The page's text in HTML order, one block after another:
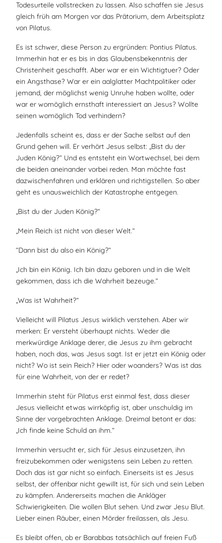
Todesurteile vollstrecken zu lassen. Also schaffen sie Jesus
gleich früh am Morgen vor das Prätorium, dem Arbeitsplatz
von Pilatus.
Es ist schwer, diese Person zu ergründen: Pontius Pilatus.
Immerhin hat er es bis in das Glaubensbekenntnis der
Christenheit geschafft. Aber war er ein Wichtigtuer? Oder
ein Angsthase? War er ein aalglatter Machtpolitiker oder
jemand, der möglichst wenig Unruhe haben wollte, oder
war er womöglich ernsthaft interessiert an Jesus? Wollte
seinen womöglich Tod verhindern?
Jedenfalls scheint es, dass er der Sache selbst auf den
Grund gehen will. Er verhört Jesus selbst: „Bist du der
Juden König?“ Und es entsteht ein Wortwechsel, bei dem
die beiden aneinander vorbei reden. Man möchte fast
dazwischenfahren und erklären und richtigstellen. So aber
geht es unausweichlich der Katastrophe entgegen.
„Bist du der Juden König?“
„Mein Reich ist nicht von dieser Welt.“
“Dann bist du also ein König?“
„Ich bin ein König. Ich bin dazu geboren und in die Welt
gekommen, dass ich die Wahrheit bezeuge.“
„Was ist Wahrheit?“
Vielleicht will Pilatus Jesus wirklich verstehen. Aber wir
merken: Er versteht überhaupt nichts. Weder die
merkwürdige Anklage derer, die Jesus zu ihm gebracht
haben, noch das, was Jesus sagt. Ist er jetzt ein König oder
nicht? Wo ist sein Reich? Hier oder woanders? Was ist das
für eine Wahrheit, von der er redet?
Immerhin steht für Pilatus erst einmal fest, dass dieser
Jesus vielleicht etwas wirrköpfig ist, aber unschuldig im
Sinne der vorgebrachten Anklage. Dreimal betont er das:
„Ich finde keine Schuld an ihm.“
Immerhin versucht er, sich für Jesus einzusetzen, ihn
freizubekommen oder wenigstens sein Leben zu retten.
Doch das ist gar nicht so einfach. Einerseits ist es Jesus
selbst, der offenbar nicht gewillt ist, für sich und sein Leben
zu kämpfen. Andererseits machen die Ankläger
Schwierigkeiten. Die wollen Blut sehen. Und zwar Jesu Blut.
Lieber einen Räuber, einen Mörder freilassen, als Jesu.
Es bleibt offen, ob er Barabbas tatsächlich auf freien Fuß